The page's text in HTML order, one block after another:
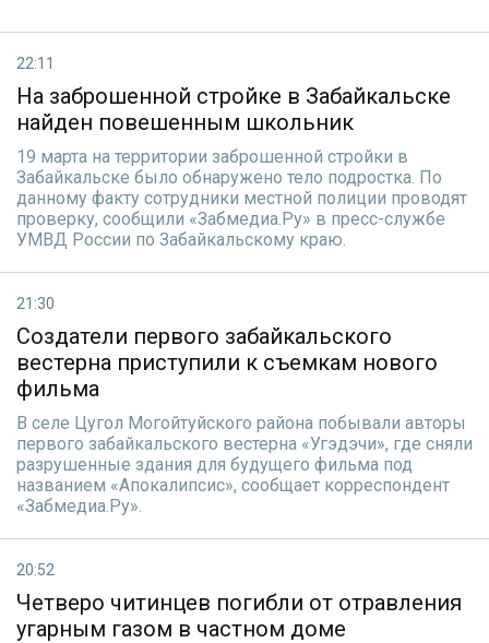
22:11
На заброшенной стройке в Забайкальске
найден повешенным школьник
19 марта на территории заброшенной стройки в
Забайкальске было обнаружено тело подростка. По
данному факту сотрудники местной полиции проводят
проверку, сообщили «Забмедиа.Ру» в пресс-службе
УМВД России по Забайкальскому краю.
21:30
Создатели первого забайкальского
вестерна приступили к съемкам нового
фильма
В селе Цугол Могойтуйского района побывали авторы
первого забайкальского вестерна «Угэдэчи», где сняли
разрушенные здания для будущего фильма под
названием «Апокалипсис», сообщает корреспондент
«Забмедиа.Ру».
20:52
Четверо читинцев погибли от отравления
угарным газом в частном доме